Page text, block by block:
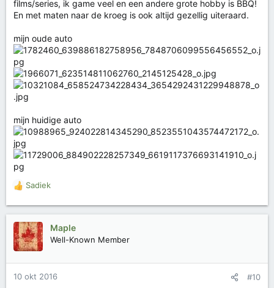
films/series, ik game veel en een andere grote hobby is BBQ!
En met maten naar de kroeg is ook altijd gezellig uiteraard.
mijn oude auto
mijn huidige auto
W
r
d
e
i
n
Sadiek
Maple
Well-Known Member
10 okt 2016 #10